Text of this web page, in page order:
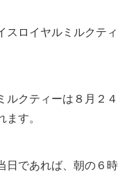
スロイヤルミルクティ
ルクティーは８月２４
す。
日であれば、朝の６時